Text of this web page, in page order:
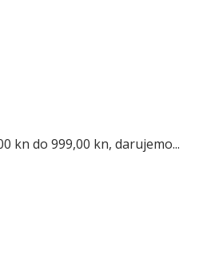
kn do 999,00 kn, darujemo...